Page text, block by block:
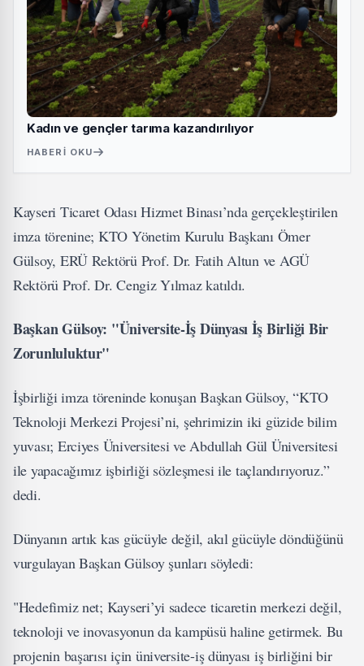
Kadın ve gençler tarıma kazandırılıyor
HABERI OKU
Kayseri Ticaret Odası Hizmet Binası’nda gerçekleştirilen
imza törenine; KTO Yönetim Kurulu Başkanı Ömer
Gülsoy, ERÜ Rektörü Prof. Dr. Fatih Altun ve AGÜ
Rektörü Prof. Dr. Cengiz Yılmaz katıldı.
Başkan Gülsoy: "Üniversite-İş Dünyası İş Birliği Bir
Zorunluluktur"
İşbirliği imza töreninde konuşan Başkan Gülsoy, “KTO
Teknoloji Merkezi Projesi’ni, şehrimizin iki güzide bilim
yuvası; Erciyes Üniversitesi ve Abdullah Gül Üniversitesi
ile yapacağımız işbirliği sözleşmesi ile taçlandırıyoruz.”
dedi.
Dünyanın artık kas gücüyle değil, akıl gücüyle döndüğünü
vurgulayan Başkan Gülsoy şunları söyledi:
"Hedefimiz net; Kayseri’yi sadece ticaretin merkezi değil,
teknoloji ve inovasyonun da kampüsü haline getirmek. Bu
projenin başarısı için üniversite-iş dünyası iş birliğini bir